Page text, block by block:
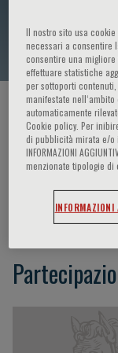
Fernando
HOME PAGE /
Fernando
Il nostro sito usa
necessari a consentire
consentire una
effettuare statistiche
per sottoporti
manifestate
automaticamente
Cookie policy. Per
di pubblicità mirata e/
INFORMAZIONI
menzionate tipologie di
INFORMAZIONI